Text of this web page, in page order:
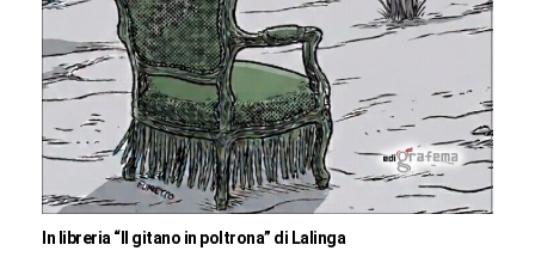
In libreria “Il gitano in poltrona” di Lalinga